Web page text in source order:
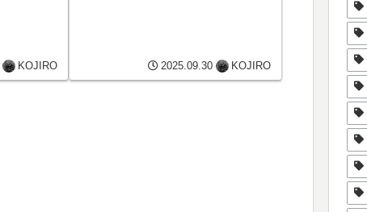
KOJIRO 2025.09.30 KOJIRO